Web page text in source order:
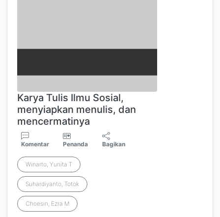
Karya Tulis Ilmu Sosial,
menyiapkan menulis, dan
mencermatinya
Komentar Penanda Bagikan
Winarto, Yunita T
Suhardiyanto, Totok
Choesin, Ezra M